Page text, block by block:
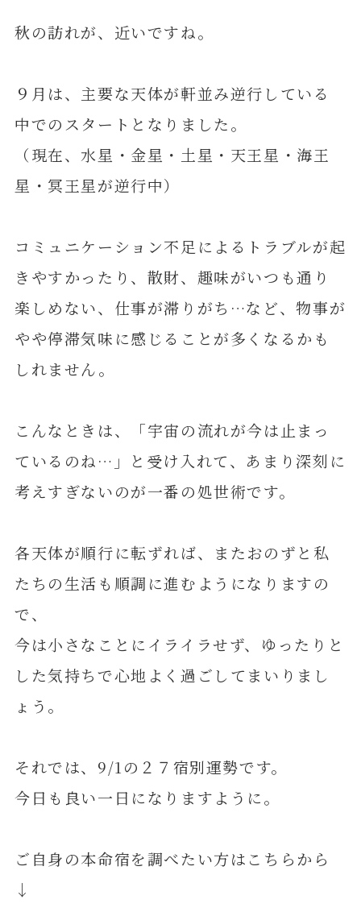
秋の訪れが、近いですね。
９月は、主要な天体が軒並み逆行している
中でのスタートとなりました。
（現在、水星・金星・土星・天王星・海王
星・冥王星が逆行中）
コミュニケーション不足によるトラブルが起
きやすかったり、散財、趣味がいつも通り
楽しめない、仕事が滞りがち…など、物事が
やや停滞気味に感じることが多くなるかも
しれません。
こんなときは、「宇宙の流れが今は止まっ
ているのね…」と受け入れて、あまり深刻に
考えすぎないのが一番の処世術です。
各天体が順行に転ずれば、またおのずと私
たちの生活も順調に進むようになりますの
で、
今は小さなことにイライラせず、ゆったりと
した気持ちで心地よく過ごしてまいりまし
ょう。
それでは、9/1の２７宿別運勢です。
今日も良い一日になりますように。
ご自身の本命宿を調べたい方はこちらから
↓